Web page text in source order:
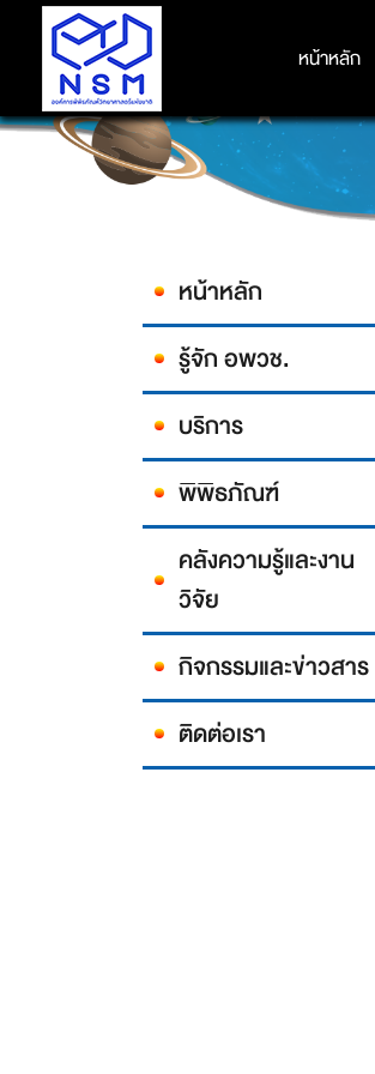
หน้าหลัก
หน้าหลัก
หน้าหลัก
รู้จัก อพวช.
บริการ
พิพิธภัณฑ์
คลังความรู้และงาน
วิจัย
กิจกรรมและข่าวสาร
ติดต่อเรา